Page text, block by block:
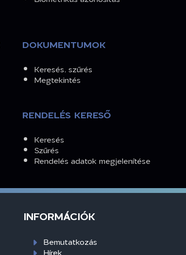
DOKUMENTUMOK
Keresés, szűrés
Megtekintés
RENDELÉS KERESŐ
Keresés
Szűrés
Rendelés adatok megjelenítése
INFORMÁCIÓK
Bemutatkozás
Hírek